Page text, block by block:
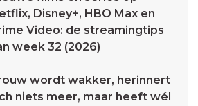
Disney+, HBO Max en
Video: de streamingtips
week 32 (2026)
wordt wakker, herinnert
niets meer, maar heeft wél